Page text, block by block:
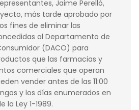
Jaime Perelló,
más tarde aprobado por
fines de eliminar las
al Departamento de
(DACO) para
que las farmacias y
comerciales que operan
vender antes de las 11:00
y los días enumerados en
la Ley 1-1989.